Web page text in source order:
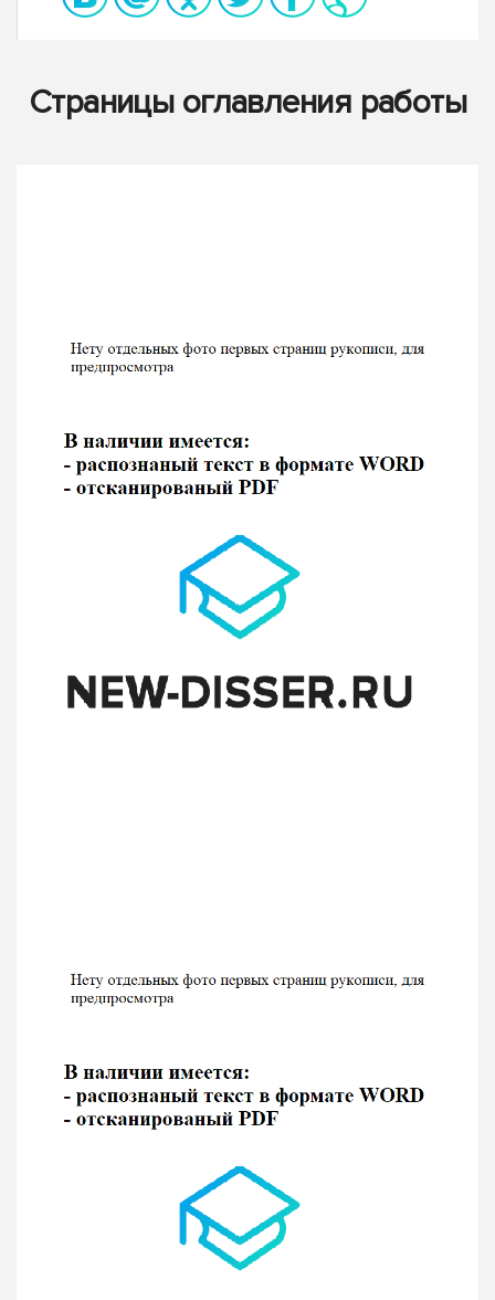
Страницы оглавления работы